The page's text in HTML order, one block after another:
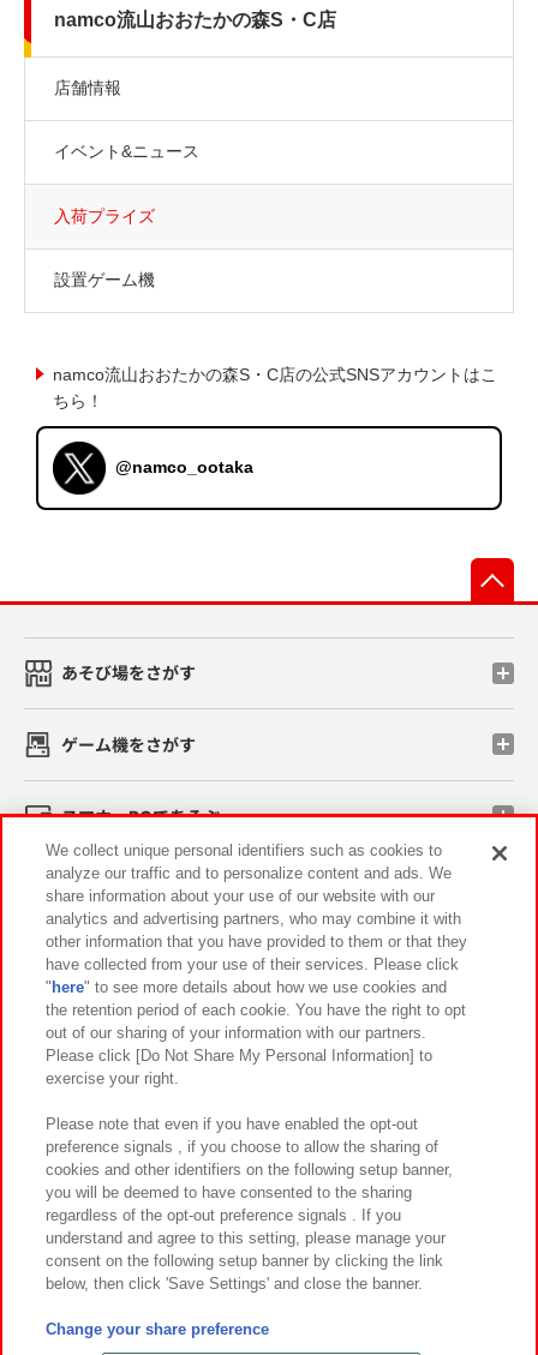
namco流山おおたかの森S・C店
店舗情報
イベント&ニュース
入荷プライズ
設置ゲーム機
namco流山おおたかの森S・C店の公式SNSアカウントはこ
ちら！
@namco_ootaka
あそび場をさがす
ゲーム機をさがす
スマホ・PCであそぶ
イベント・キャンペーン
関連会社 サステナビリティ サイトポリシー
プライバシーポリシー ウェブアクセシビリティ方針と検証結果
お取引先さまとともに
カスタマーハラスメント対応方針 よくあるご質問・お問い合わせ
©Bandai Namco Amusement Inc.
©Bandai Namco Amusement Lab Inc.
We collect unique personal identifiers such as cookies to
analyze our traffic and to personalize content and ads. We
share information about your use of our website with our
analytics and advertising partners, who may combine it with
other information that you have provided to them or that they
have collected from your use of their services. Please click
" here" to see more details about how we use cookies and
the retention period of each cookie. You have the right to opt
out of our sharing of your information with our partners.
Please click [Do Not Share My Personal Information] to
exercise your right.
Please note that even if you have enabled the opt-out
preference signals , if you choose to allow the sharing of
cookies and other identifiers on the following setup banner,
you will be deemed to have consented to the sharing
regardless of the opt-out preference signals . If you
understand and agree to this setting, please manage your
consent on the following setup banner by clicking the link
below, then click 'Save Settings' and close the banner.
Change your share preference